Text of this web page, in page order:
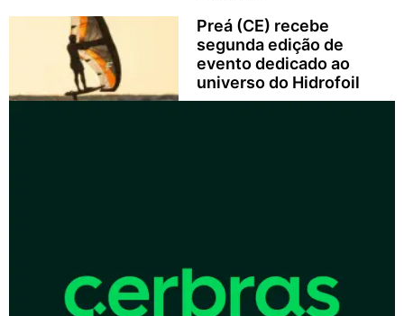
Preá (CE) recebe
segunda edição de
evento dedicado ao
universo do Hidrofoil